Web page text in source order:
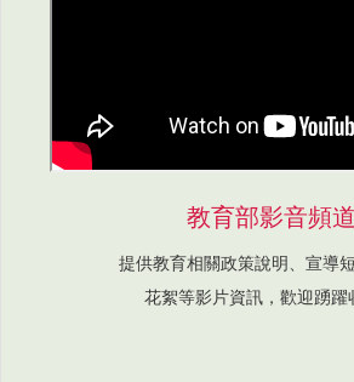
教育部影音頻道
提供教育相關政策說明、宣導
花絮等影片資訊，歡迎踴躍